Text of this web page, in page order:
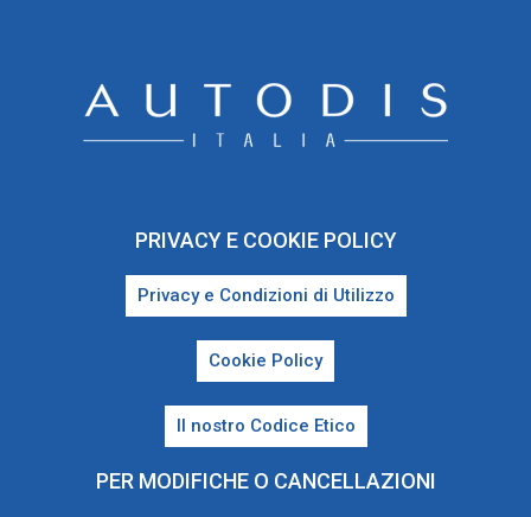
PRIVACY E COOKIE POLICY
Privacy e Condizioni di Utilizzo
Cookie Policy
Il nostro Codice Etico
PER MODIFICHE O CANCELLAZIONI